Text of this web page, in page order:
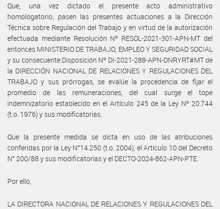
Que, una vez dictado el presente acto administrativo
homologatorio, pasen las presentes actuaciones a la Dirección
Técnica sobre Regulación del Trabajo y en virtud de la autorización
efectuada mediante Resolución Nº RESOL-2021-301-APN-MT del
entonces MINISTERIO DE TRABAJO, EMPLEO Y SEGURIDAD SOCIAL
y su consecuente Disposición Nº DI-2021-288-APN-DNRYRT#MT de
la DIRECCIÓN NACIONAL DE RELACIONES Y REGULACIONES DEL
TRABAJO y sus prórrogas, se evalúe la procedencia de fijar el
promedio de las remuneraciones, del cual surge el tope
indemnizatorio establecido en el Artículo 245 de la Ley Nº 20.744
(t.o. 1976) y sus modificatorias.
Que la presente medida se dicta en uso de las atribuciones
conferidas por la Ley N°14.250 (t.o. 2004), el Artículo 10 del Decreto
N° 200/88 y sus modificatorias y el DECTO-2024-862-APN-PTE.
Por ello,
LA DIRECTORA NACIONAL DE RELACIONES Y REGULACIONES DEL